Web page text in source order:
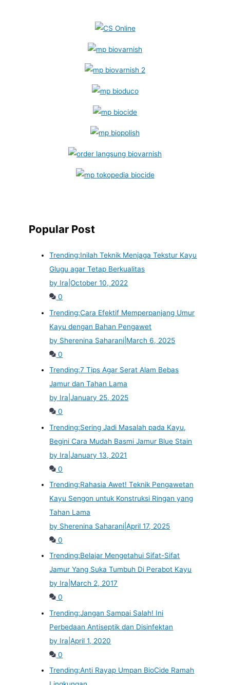
Popular Post
Trending:Inilah Teknik Menjaga Tekstur Kayu
Glugu agar Tetap Berkualitas
by Ira |October 10, 2022
0
Trending:Cara Efektif Memperpanjang Umur
Kayu dengan Bahan Pengawet
by Sherenina Saharani March 6, 2025
0
Trending:7 Tips Agar Serat Alam Bebas
Jamur dan Tahan Lama
by Ira |January 25, 2025
0
Trending:Sering Jadi Masalah pada Kayu,
Begini Cara Mudah Basmi Jamur Blue Stain
by Ira |January 13, 2021
0
Trending:Rahasia Awet! Teknik Pengawetan
Kayu Sengon untuk Konstruksi Ringan yang
Tahan Lama
by Sherenina Saharani |April 17, 2025
0
Trending:Belajar Mengetahui Sifat-Sifat
Jamur Yang Suka Tumbuh Di Perabot Kayu
by Ira March 2, 2017
0
Trending:Jangan Sampai Salah! Ini
Perbedaan Antiseptik dan Disinfektan
by Ira |April 1, 2020
0
Trending:Anti Rayap Umpan BioCide Ramah